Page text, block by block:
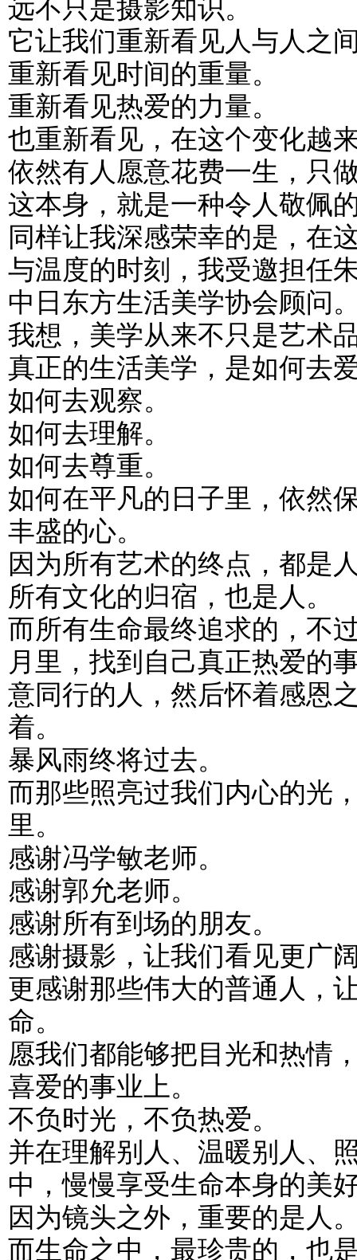
远不只是摄影知识。
它让我们重新看见人与人之
重新看见时间的重量。
重新看见热爱的力量。
也重新看见，在这个变化越
依然有人愿意花费一生，只
这本身，就是一种令人敬佩
同样让我深感荣幸的是，在
与温度的时刻，我受邀担任
中日东方生活美学协会顾问
我想，美学从来不只是艺术
真正的生活美学，是如何去
如何去观察。
如何去理解。
如何去尊重。
如何在平凡的日子里，依然
丰盛的心。
因为所有艺术的终点，都是
所有文化的归宿，也是人。
而所有生命最终追求的，不
月里，找到自己真正热爱的
意同行的人，然后怀着感恩
着。
暴风雨终将过去。
而那些照亮过我们内心的光
里。
感谢冯学敏老师。
感谢郭允老师。
感谢所有到场的朋友。
感谢摄影，让我们看见更广
更感谢那些伟大的普通人，
命。
愿我们都能够把目光和热情
喜爱的事业上。
不负时光，不负热爱。
并在理解别人、温暖别人、
中，慢慢享受生命本身的美
因为镜头之外，重要的是人
而生命之中，最珍贵的，也